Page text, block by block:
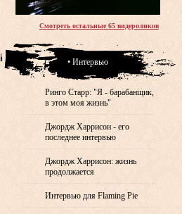
Смотреть остальные 65 видероликов
• Интервью
Ринго Старр: "Я - барабанщик,
в этом моя жизнь"
Джордж Харрисон - его
последнее интервью
Джордж Харрисон: жизнь
продолжается
Интервью для Flaming Pie